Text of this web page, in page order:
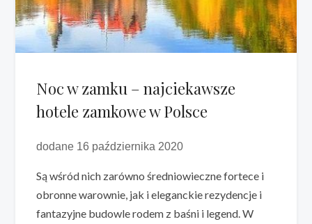
Noc w zamku – najciekawsze
hotele zamkowe w Polsce
dodane 16 października 2020
Są wśród nich zarówno średniowieczne fortece i
obronne warownie, jak i eleganckie rezydencje i
fantazyjne budowle rodem z baśni i legend. W